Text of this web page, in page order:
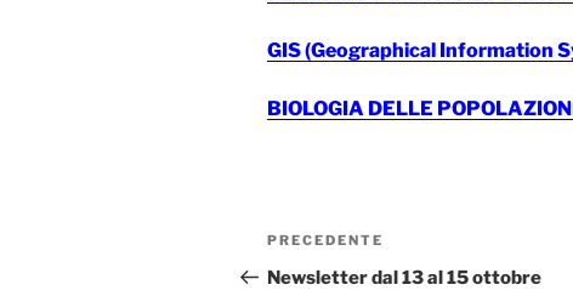
GIS (Geographical Information
BIOLOGIA DELLE
Navigazione
articoli
Articolo
precedente:
PRECEDENTE
Newsletter dal 13 al 15 ottobre